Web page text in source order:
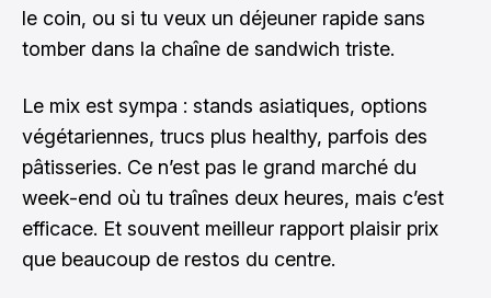
le coin, ou si tu veux un déjeuner rapide sans
tomber dans la chaîne de sandwich triste.
Le mix est sympa : stands asiatiques, options
végétariennes, trucs plus healthy, parfois des
pâtisseries. Ce n’est pas le grand marché du
week-end où tu traînes deux heures, mais c’est
efficace. Et souvent meilleur rapport plaisir prix
que beaucoup de restos du centre.